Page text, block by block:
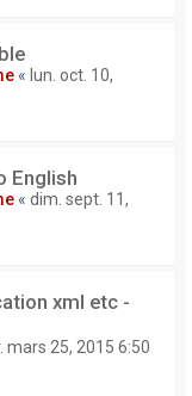
« lun. oct. 10,
English
« dim. sept. 11,
xml etc -
mars 25, 2015 6:50